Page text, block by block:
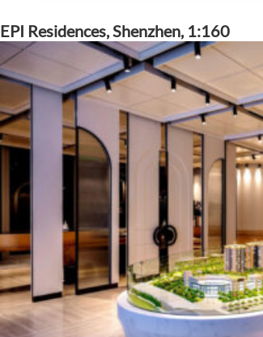
EPI Residences, Shenzhen, 1:160